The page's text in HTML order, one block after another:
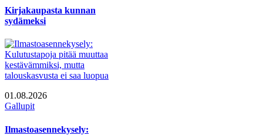
Kirjakaupasta kunnan
sydämeksi
01.08.2026
Gallupit
Ilmastoasennekysely: